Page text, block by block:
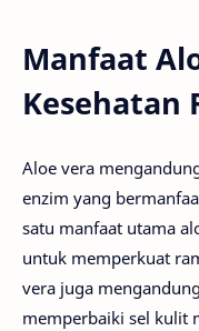
Manfaat
Kesehatan
Aloe vera
enzim yang
satu manfaat utama
untuk memperkuat
vera juga
memperbaiki sel kulit